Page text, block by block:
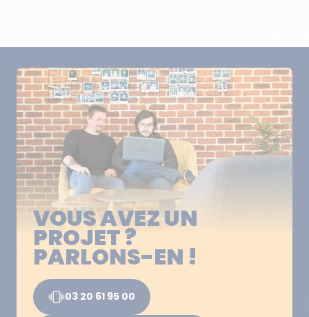
VOUS AVEZ UN
PROJET ?
PARLONS-EN !
03 20 61 95 00